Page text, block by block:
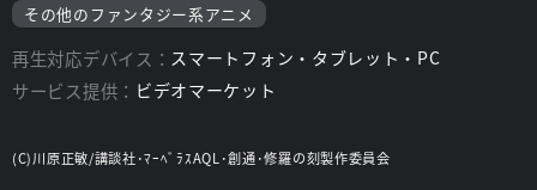
その他のファンタジー系アニメ
再生対応デバイス： スマートフォン・タブレット・PC
サービス提供： ビデオマーケット
(C)川原正敏/講談社･ﾏｰﾍﾞﾗｽAQL･創通･修羅の刻製作委員会